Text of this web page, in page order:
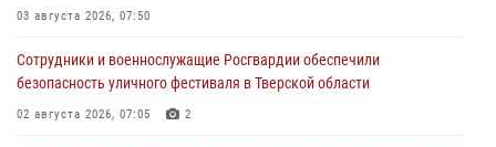
28 июля 2026, 11:30
Сотрудники вневедомственной охраны совершили 250 выездов и
пресекли 20 правонарушений за неделю в Тверской области
27 июля 2026, 08:29
03 августа 2026, 07:50
Сотрудники и военнослужащие Росгвардии обеспечили
безопасность уличного фестиваля в Тверской области
02 августа 2026, 07:05 2